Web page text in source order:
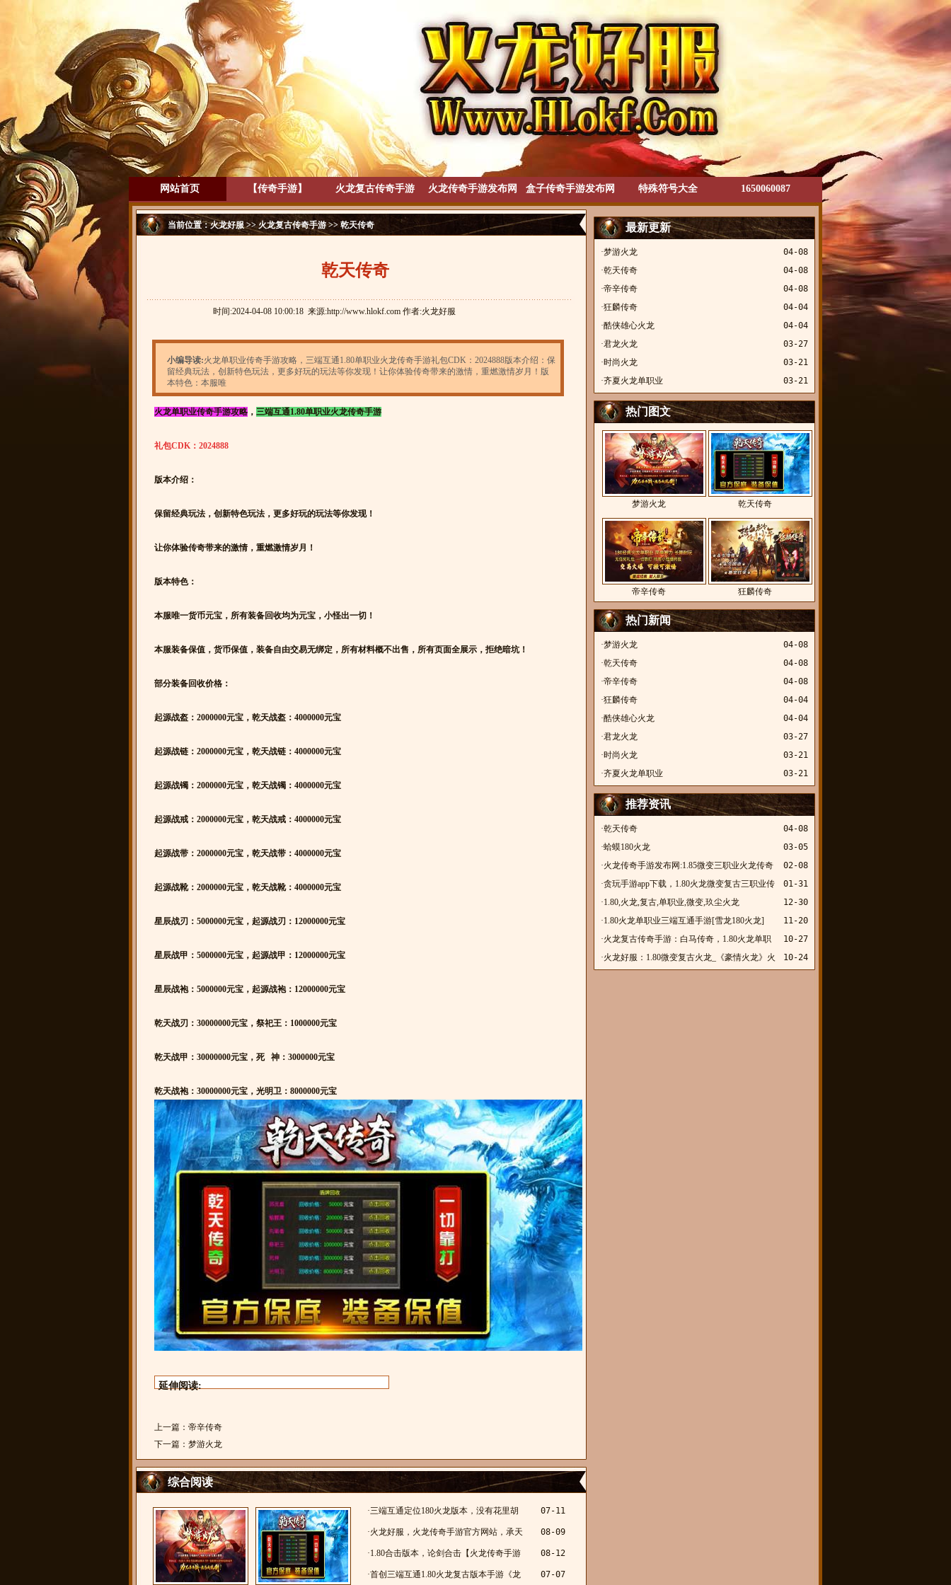
网站首页 【传奇手游】 火龙复古传奇手游 火龙传奇手游发布网 盒子传奇手游发布网 特殊符号大全 1650060087
当前位置：火龙好服>>火龙复古传奇手游>> 乾天传奇
乾天传奇
时间:2024-04-08 10:00:18 来源:http://www.hlokf.com 作者:火龙好服
小编导读:火龙单职业传奇手游攻略，三端互通1.80单职业火龙传奇手游礼包CDK：2024888版本介绍：保
留经典玩法，创新特色玩法，更多好玩的玩法等你发现！让你体验传奇带来的激情，重燃激情岁月！版
本特色：本服唯
火龙单职业传奇手游攻略， 三端互通1.80单职业火龙传奇手游
礼包CDK：2024888
版本介绍：
保留经典玩法，创新特色玩法，更多好玩的玩法等你发现！
让你体验传奇带来的激情，重燃激情岁月！
版本特色：
本服唯一货币元宝，所有装备回收均为元宝，小怪出一切！
本服装备保值，货币保值，装备自由交易无绑定，所有材料概不出售，所有页面全展示，拒绝暗坑！
部分装备回收价格：
起源战盔：2000000元宝，乾天战盔：4000000元宝
起源战链：2000000元宝，乾天战链：4000000元宝
起源战镯：2000000元宝，乾天战镯：4000000元宝
起源战戒：2000000元宝，乾天战戒：4000000元宝
起源战带：2000000元宝，乾天战带：4000000元宝
起源战靴：2000000元宝，乾天战靴：4000000元宝
星辰战刃：5000000元宝，起源战刃：12000000元宝
星辰战甲：5000000元宝，起源战甲：12000000元宝
星辰战袍：5000000元宝，起源战袍：12000000元宝
乾天战刃：30000000元宝，祭祀王：1000000元宝
乾天战甲：30000000元宝，死 神：3000000元宝
乾天战袍：30000000元宝，光明卫：8000000元宝
延伸阅读:
上一篇： 帝辛传奇
下一篇： 梦游火龙
综合阅读
07-11
·三端互通定位180火龙版本，没有花里胡
哨。高激情！风林帝王火龙 08-09
·火龙好服，火龙传奇手游官方网站，承天
185怀旧火龙 08-12
·1.80合击版本，论剑合击【火龙传奇手游
发布网】 07-07
·首创三端互通1.80火龙复古版本手游《龙
最新更新
04-08
·梦游火龙
04-08
·乾天传奇
04-08
·帝辛传奇
04-04
·狂麟传奇
04-04
·酷侠雄心火龙
03-27
·君龙火龙
03-21
·时尚火龙
03-21
·齐夏火龙单职业
热门图文
梦游火龙 乾天传奇
帝辛传奇 狂麟传奇
热门新闻
04-08
·梦游火龙
04-08
·乾天传奇
04-08
·帝辛传奇
04-04
·狂麟传奇
04-04
·酷侠雄心火龙
03-27
·君龙火龙
03-21
·时尚火龙
03-21
·齐夏火龙单职业
推荐资讯
04-08
·乾天传奇
03-05
·蛤蟆180火龙
02-08
·火龙传奇手游发布网:1.85微变三职业火龙传奇
手游，酷侠神龙
01-31
·贪玩手游app下载，1.80火龙微变复古三职业传
奇，古今传奇
12-30
·1.80,火龙,复古,单职业,微变,玖尘火龙
11-20
·1.80火龙单职业三端互通手游[雪龙180火龙]
10-27
·火龙复古传奇手游：白马传奇，1.80火龙单职
业
10-24
·火龙好服：1.80微变复古火龙_《豪情火龙》火